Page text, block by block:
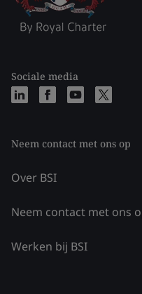
Sociale media
Neem contact met ons op
Over BSI
Neem contact met ons
Werken bij BSI